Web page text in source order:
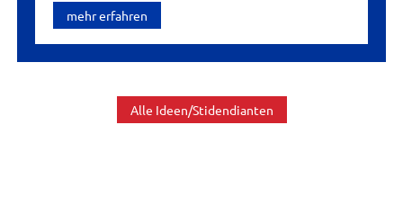
mehr erfahren
Alle Ideen/Stidendianten